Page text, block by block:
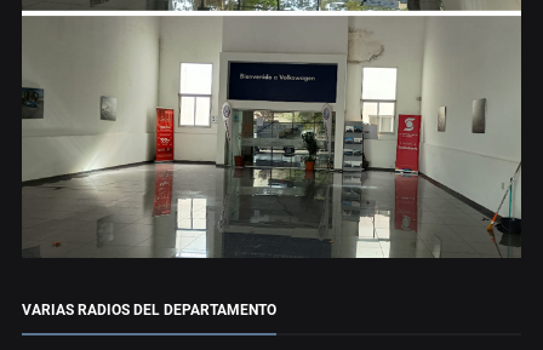
VARIAS RADIOS DEL DEPARTAMENTO